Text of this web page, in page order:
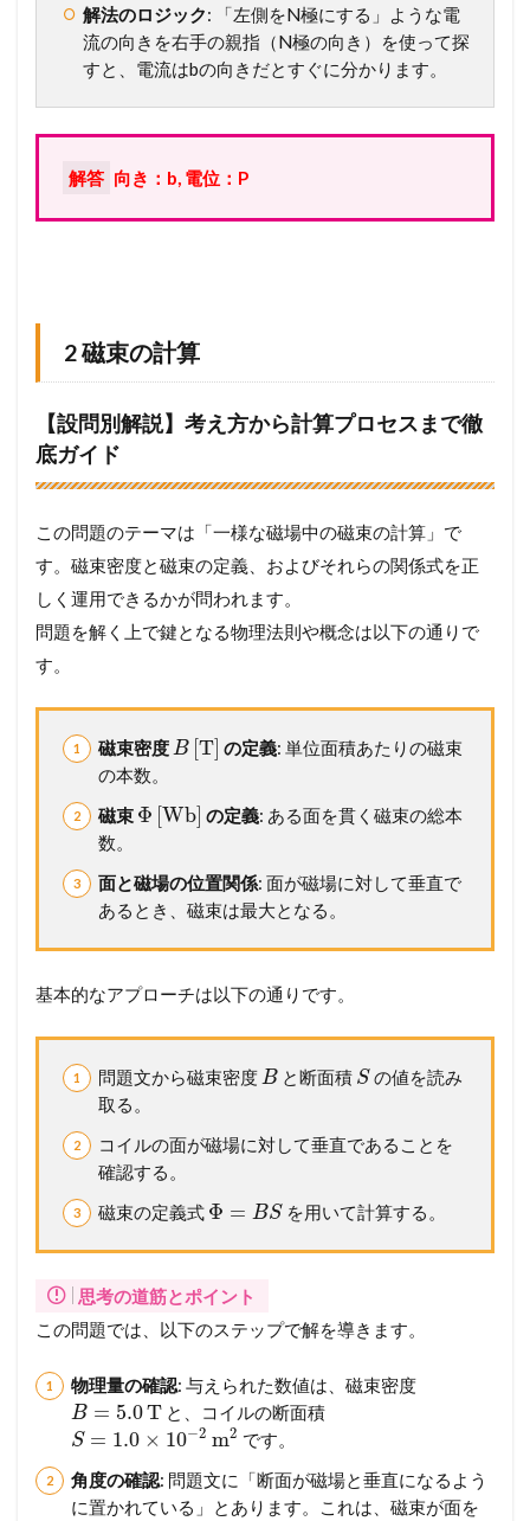
解法のロジック: 「左側をN極にする」ような電
流の向きを右手の親指（N極の向き）を使って探
すと、電流はbの向きだとすぐに分かります。
解答 向き：b, 電位：P
2 磁束の計算
【設問別解説】考え方から計算プロセスまで徹
底ガイド
この問題のテーマは「一様な磁場中の磁束の計算」で
す。磁束密度と磁束の定義、およびそれらの関係式を正
しく運用できるかが問われます。
問題を解く上で鍵となる物理法則や概念は以下の通りで
す。
磁束密度B [T] の定義: 単位面積あたりの磁束
の本数。
磁束 Φ [Wb] の定義: ある面を貫く磁束の総本
数。
面と磁場の位置関係: 面が磁場に対して垂直で
あるとき、磁束は最大となる。
基本的なアプローチは以下の通りです。
問題文から磁束密度B と断面積 S の値を読み
取る。
コイルの面が磁場に対して垂直であることを
確認する。
磁束の定義式 Φ = BSを用いて計算する。
思考の道筋とポイント
この問題では、以下のステップで解を導きます。
物理量の確認: 与えられた数値は、磁束密度
B = 5.0Tと、コイルの断面積
S = 1.0 × 10−2 m2 です。
角度の確認: 問題文に「断面が磁場と垂直になるよう
に置かれている」とあります。これは、磁束が面を